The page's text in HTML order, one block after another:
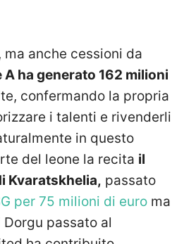
ma anche cessioni da
A ha generato 162 milioni
confermando la propria
i talenti e rivenderli
in questo
del leone la recita il
Kvaratskhelia, passato
per 75 milioni di euro ma
Dorgu passato al